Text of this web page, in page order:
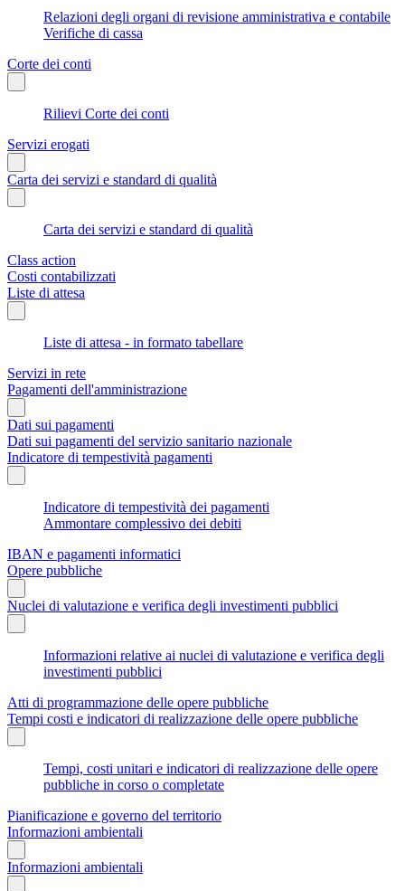
Relazioni degli organi di revisione amministrativa e contabile
Verifiche di cassa
Corte dei conti
Rilievi Corte dei conti
Servizi erogati
Carta dei servizi e standard di qualità
Carta dei servizi e standard di qualità
Class action
Costi contabilizzati
Liste di attesa
Liste di attesa - in formato tabellare
Servizi in rete
Pagamenti dell'amministrazione
Dati sui pagamenti
Dati sui pagamenti del servizio sanitario nazionale
Indicatore di tempestività pagamenti
Indicatore di tempestività dei pagamenti
Ammontare complessivo dei debiti
IBAN e pagamenti informatici
Opere pubbliche
Nuclei di valutazione e verifica degli investimenti pubblici
Informazioni relative ai nuclei di valutazione e verifica degli
investimenti pubblici
Atti di programmazione delle opere pubbliche
Tempi costi e indicatori di realizzazione delle opere pubbliche
Tempi, costi unitari e indicatori di realizzazione delle opere
pubbliche in corso o completate
Pianificazione e governo del territorio
Informazioni ambientali
Informazioni ambientali